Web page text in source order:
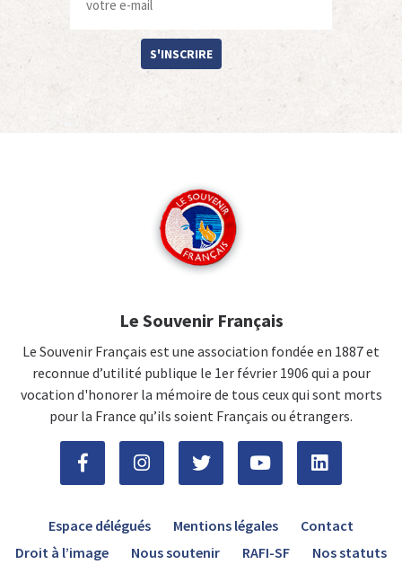
S'INSCRIRE
Le Souvenir Français
Le Souvenir Français est une association fondée en 1887 et
reconnue d’utilité publique le 1er février 1906 qui a pour
vocation d'honorer la mémoire de tous ceux qui sont morts
pour la France qu’ils soient Français ou étrangers.
Espace délégués Mentions légales
Contact
Droit à l’image
Nous soutenir RAFI-SF Nos statuts